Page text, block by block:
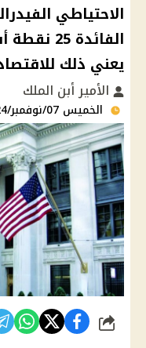
الاحتياطي
الفائدة
يعني ذلك
الأمير أبن الملك
الخميس 07/نوفمبر/2024 - 11:00 م
شارك